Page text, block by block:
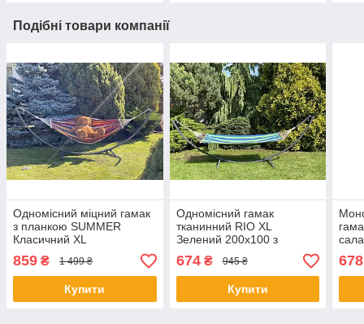
Подібні товари компанії
Одномісний міцний гамак
з планкою SUMMER
Класичний XL
200х100 WCG Shopik
859 ₴ 1 499 ₴
Купити
Одномісний гамак
тканинний RIO XL
Зелений 200х100 з
планкою WCG Shopik
674₴ 945 ₴
Купити
678